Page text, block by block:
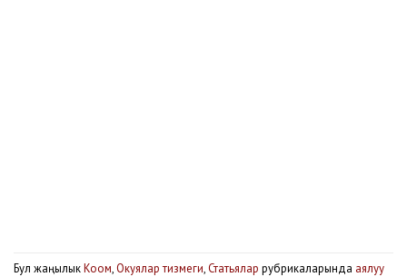
Бул жаңылыкКоом,Окуялар тизмеги,Статьялар рубрикаларында аялуу